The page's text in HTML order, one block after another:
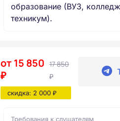
образование (ВУЗ,
техникум).
от 15 850
₽
17 850
₽
скидка: 2 000 ₽
Требования к слушателям